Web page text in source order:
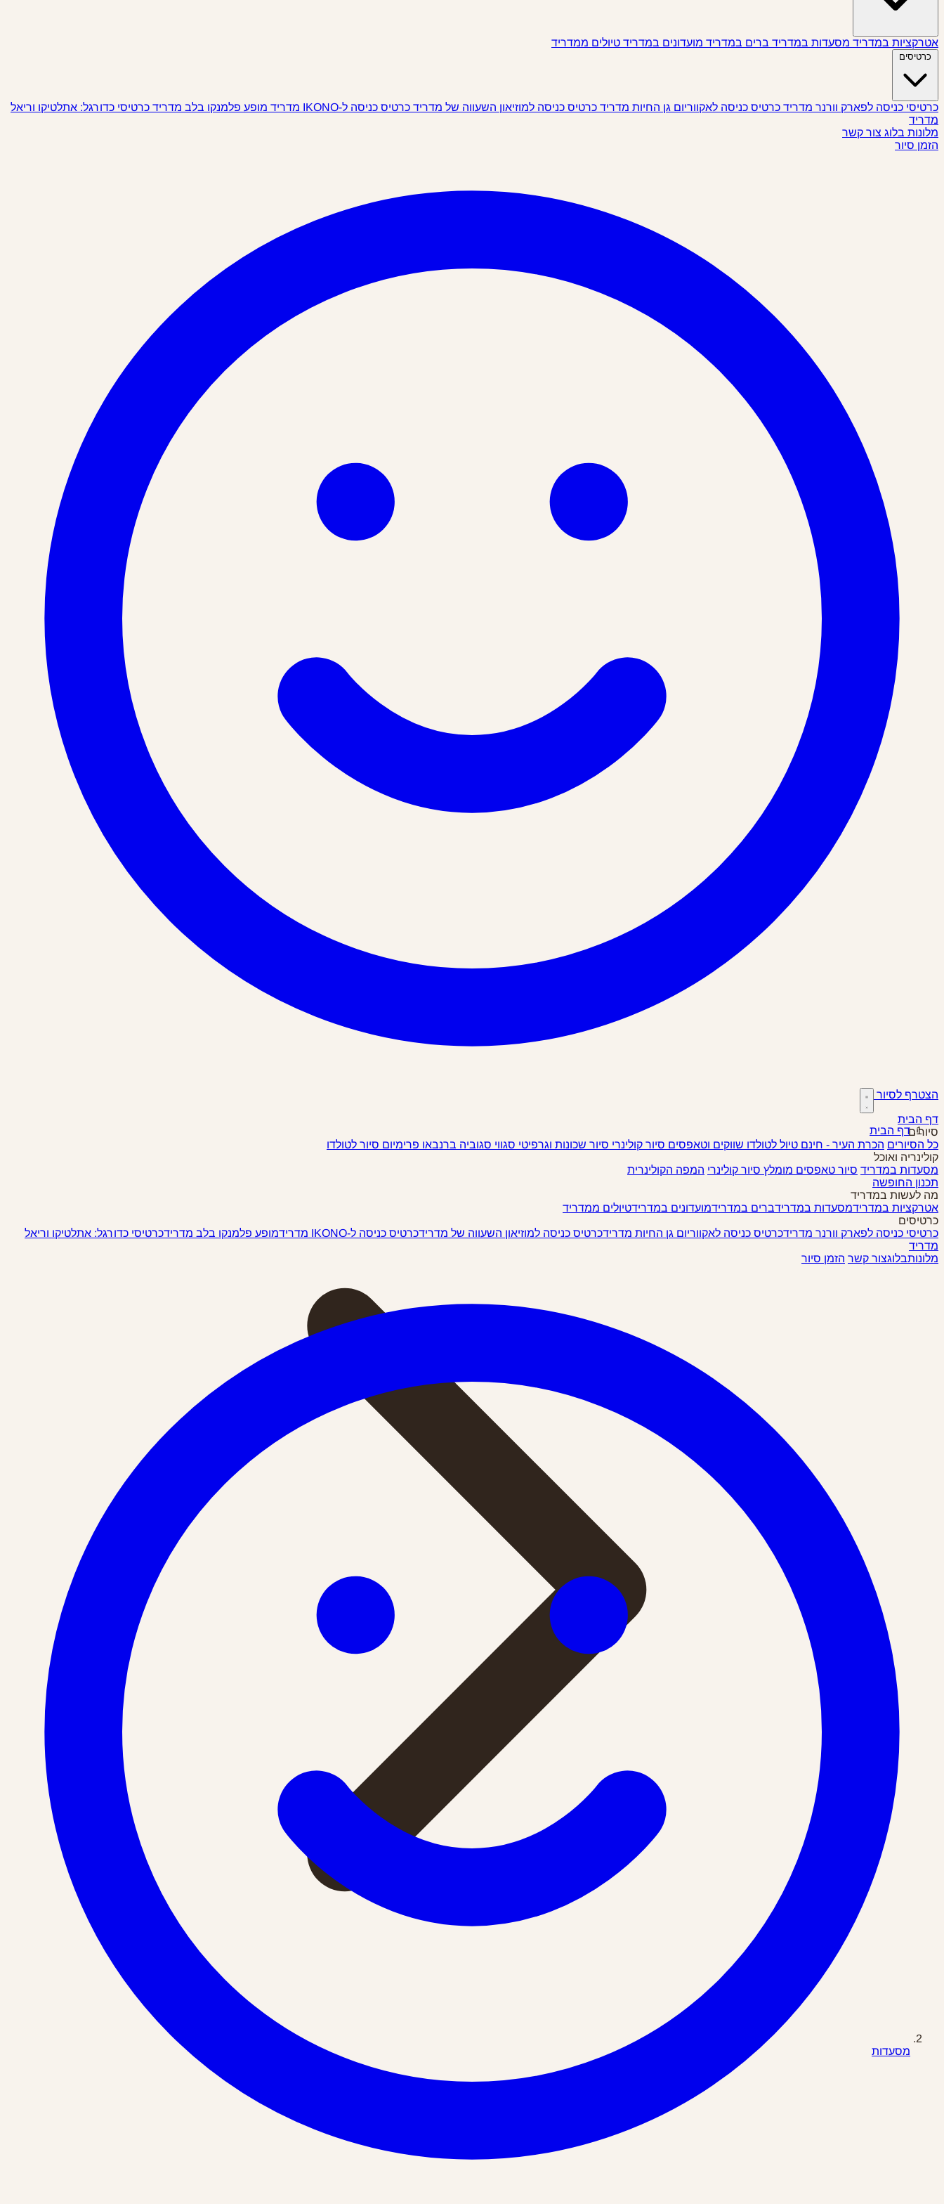
אטרקציות במדריד מסעדות במדריד ברים במדריד מועדונים במדריד טיולים ממדריד
כרטיסים
כרטיסי כניסה לפארק וורנר מדריד כרטיס כניסה לאקווריום גן החיות מדריד כרטיס כניסה למוזיאון השעווה של מדריד כרטיס כניסה ל-IKONO מדריד מופע פלמנקו בלב מדריד כרטיסי כדורגל: אתלטיקו וריאל
מדריד
מלונות בלוג צור קשר
הזמן סיור
הצטרף לסיור
דף הבית
סיורים
כל הסיורים הכרת העיר - חינם טיול לטולדו שווקים וטאפסים סיור קולינרי סיור שכונות וגרפיטי סגווי סגוביה ברנבאו פרימיום סיור לטולדו
קולינריה ואוכל
מסעדות במדריד סיור טאפסים מומלץ סיור קולינרי המפה הקולינרית
תכנון החופשה
מה לעשות במדריד
אטרקציות במדרידמסעדות במדרידברים במדרידמועדונים במדרידטיולים ממדריד
כרטיסים
כרטיסי כניסה לפארק וורנר מדרידכרטיס כניסה לאקווריום גן החיות מדרידכרטיס כניסה למוזיאון השעווה של מדרידכרטיס כניסה ל-IKONO מדריד מופע פלמנקו בלב מדרידכרטיסי כדורגל: אתלטיקו וריאל
מדריד
מלונותבלוגצור קשר הזמן סיור
דף הבית
מסעדות